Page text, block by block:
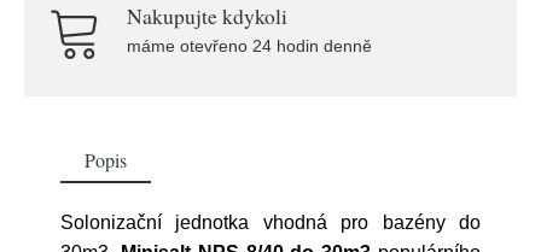
Nakupujte kdykoli
máme otevřeno 24 hodin denně
Popis
Solonizační jednotka vhodná pro bazény do